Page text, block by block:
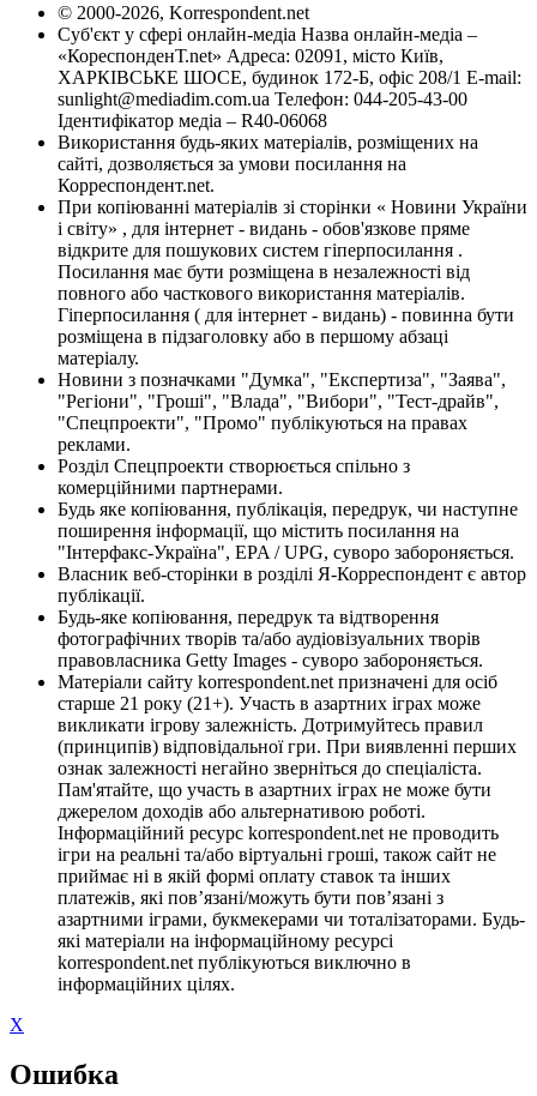
© 2000-2026, Korrespondent.net
Суб'єкт у сфері онлайн-медіа Назва онлайн-медіа –
«КореспонденТ.net» Адреса: 02091, місто Київ,
ХАРКІВСЬКЕ ШОСЕ, будинок 172-Б, офіс 208/1 E-mail:
sunlight@mediadim.com.ua Телефон: 044-205-43-00
Ідентифікатор медіа – R40-06068
Використання будь-яких матеріалів, розміщених на
сайті, дозволяється за умови посилання на
Корреспондент.net.
При копіюванні матеріалів зі сторінки « Новини України
і світу» , для інтернет - видань - обов'язкове пряме
відкрите для пошукових систем гіперпосилання .
Посилання має бути розміщена в незалежності від
повного або часткового використання матеріалів.
Гіперпосилання ( для інтернет - видань) - повинна бути
розміщена в підзаголовку або в першому абзаці
матеріалу.
Новини з позначками "Думка", "Експертиза", "Заява",
"Регіони", "Гроші", "Влада", "Вибори", "Тест-драйв",
"Спецпроекти", "Промо" публікуються на правах
реклами.
Розділ Спецпроекти створюється спільно з
комерційними партнерами.
Будь яке копіювання, публікація, передрук, чи наступне
поширення інформації, що містить посилання на
"Інтерфакс-Україна", EPA / UPG, суворо забороняється.
Власник веб-сторінки в розділі Я-Корреспондент є автор
публікації.
Будь-яке копіювання, передрук та відтворення
фотографічних творів та/або аудіовізуальних творів
правовласника Getty Images - суворо забороняється.
Матеріали сайту korrespondent.net призначені для осіб
старше 21 року (21+). Участь в азартних іграх може
викликати ігрову залежність. Дотримуйтесь правил
(принципів) відповідальної гри. При виявленні перших
ознак залежності негайно зверніться до спеціаліста.
Пам'ятайте, що участь в азартних іграх не може бути
джерелом доходів або альтернативою роботі.
Інформаційний ресурс korrespondent.net не проводить
ігри на реальні та/або віртуальні гроші, також сайт не
приймає ні в якій формі оплату ставок та інших
платежів, які пов’язані/можуть бути пов’язані з
азартними іграми, букмекерами чи тоталізаторами. Будь-
які матеріали на інформаційному ресурсі
korrespondent.net публікуються виключно в
інформаційних цілях.
X
Ошибка